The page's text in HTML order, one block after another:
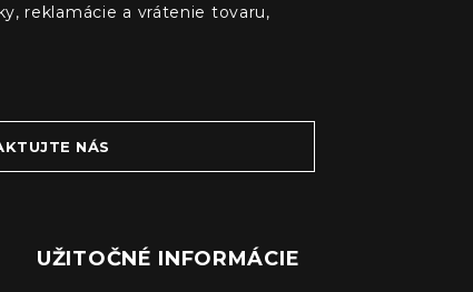
reklamácie a vrátenie tovaru,
NÁS
UŽITOČNÉ INFORMÁCIE